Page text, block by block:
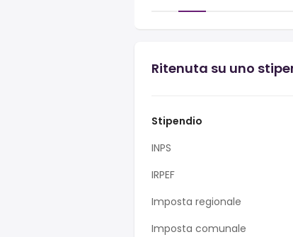
Ritenuta su uno
Stipendio
INPS
IRPEF
Imposta regionale
Imposta comunale